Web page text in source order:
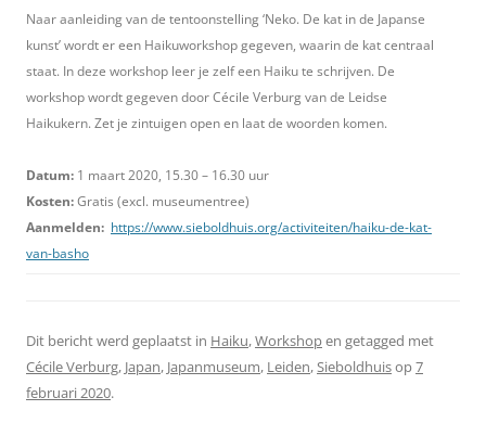
Naar aanleiding van de tentoonstelling ‘Neko. De kat in de Japanse
kunst’ wordt er een Haikuworkshop gegeven, waarin de kat centraal
staat. In deze workshop leer je zelf een Haiku te schrijven. De
workshop wordt gegeven door Cécile Verburg van de Leidse
Haikukern. Zet je zintuigen open en laat de woorden komen.
Datum: 1 maart 2020, 15.30 – 16.30 uur
Kosten:Gratis (excl. museumentree)
Aanmelden: https://www.sieboldhuis.org/activiteiten/haiku-de-kat-
van-basho
Dit bericht werd geplaatst in Haiku,Workshopen getagged met
Cécile Verburg, Japan, Japanmuseum, Leiden,Sieboldhuisop7
februari 2020.